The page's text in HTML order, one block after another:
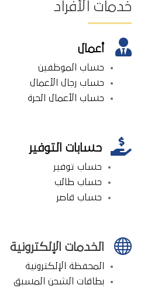
خدمات الأفراد
 أعمال
حساب الموظفين
حساب رجال الأعمال
حساب الأعمال الحرة
 حسابات التوفير
حساب توفير
حساب طالب
حساب قاصر
 الخدمات الإلكترونية
المحفظة الإلكترونية
بطاقات الشحن المسبق